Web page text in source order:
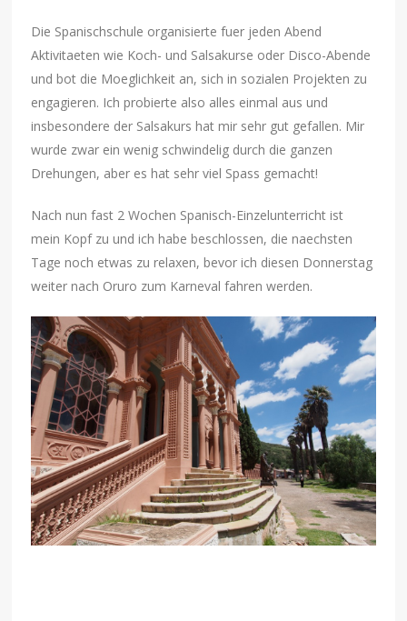
Die Spanischschule organisierte fuer jeden Abend
Aktivitaeten wie Koch- und Salsakurse oder Disco-Abende
und bot die Moeglichkeit an, sich in sozialen Projekten zu
engagieren. Ich probierte also alles einmal aus und
insbesondere der Salsakurs hat mir sehr gut gefallen. Mir
wurde zwar ein wenig schwindelig durch die ganzen
Drehungen, aber es hat sehr viel Spass gemacht!
Nach nun fast 2 Wochen Spanisch-Einzelunterricht ist
mein Kopf zu und ich habe beschlossen, die naechsten
Tage noch etwas zu relaxen, bevor ich diesen Donnerstag
weiter nach Oruro zum Karneval fahren werden.